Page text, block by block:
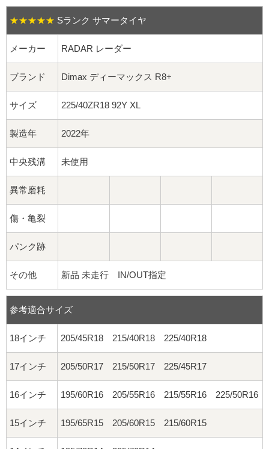
ロング袋ナット
ショート袋ナット
スチール鉄ホイール
持ち込み交換工賃
★★★★★ Sランク サマータイヤ
メーカー RADAR レーダー
ブランド Dimax ディーマックス R8+
サイズ 225/40ZR18 92Y XL
製造年 2022年
中央残溝 未使用
異常磨耗
傷・亀裂
パンク跡
その他 新品 未走行 IN/OUT指定
参考適合サイズ
18インチ 205/45R18 215/40R18 225/40R18
17インチ 205/50R17 215/50R17 225/45R17
16インチ 195/60R16 205/55R16 215/55R16 225/50R16
15インチ 195/65R15 205/60R15 215/60R15